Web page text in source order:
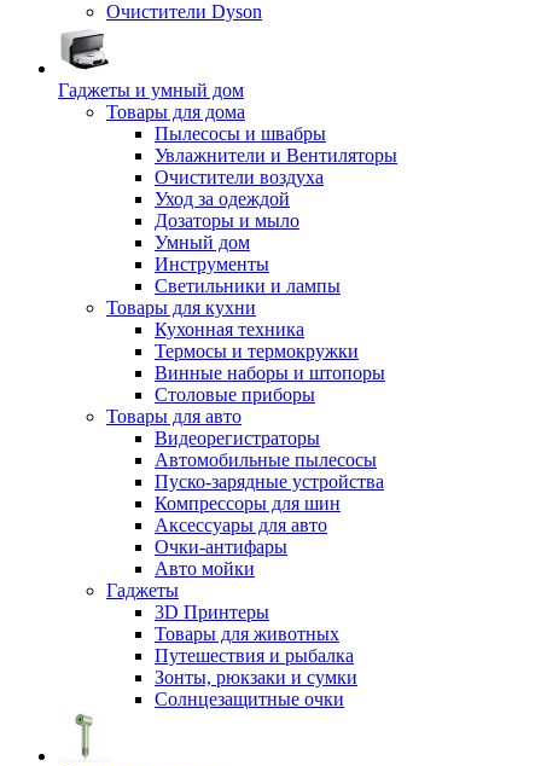
Очистители Dyson
Гаджеты и умный дом
Товары для дома
Пылесосы и швабры
Увлажнители и Вентиляторы
Очистители воздуха
Уход за одеждой
Дозаторы и мыло
Умный дом
Инструменты
Светильники и лампы
Товары для кухни
Кухонная техника
Термосы и термокружки
Винные наборы и штопоры
Столовые приборы
Товары для авто
Видеорегистраторы
Автомобильные пылесосы
Пуско-зарядные устройства
Компрессоры для шин
Аксессуары для авто
Очки-антифары
Авто мойки
Гаджеты
3D Принтеры
Товары для животных
Путешествия и рыбалка
Зонты, рюкзаки и сумки
Солнцезащитные очки